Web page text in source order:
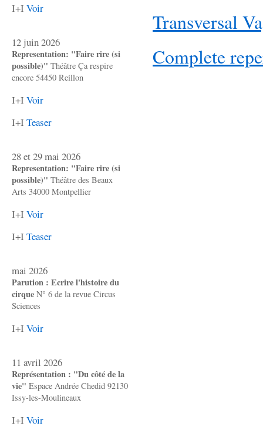
I+I Voir
12 juin 2026
Representation: "Faire rire (si
possible)" Théâtre Ça respire
encore 54450 Reillon
I+I Voir
I+I Teaser
28 et 29 mai 2026
Representation: "Faire rire (si
possible)" Théâtre des Beaux
Arts 34000 Montpellier
I+I Voir
I+I Teaser
mai 2026
Parution : Ecrire l'histoire du
cirque N° 6 de la revue Circus
Sciences
I+I Voir
11 avril 2026
Représentation : "Du côté de la
vie" Espace Andrée Chedid 92130
Issy-les-Moulineaux
I+I Voir
Transversal
Complete